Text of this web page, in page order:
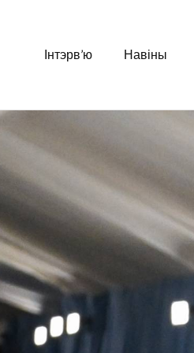
Інтэрв’ю Навіны